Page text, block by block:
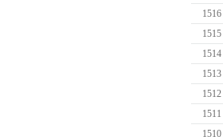
1516
1515
1514
1513
1512
1511
1510